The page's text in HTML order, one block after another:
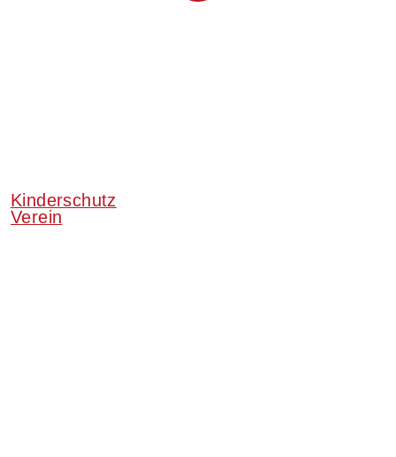
Kinderschutz
Verein